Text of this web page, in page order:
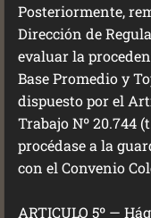
Posteriormente,
Dirección de
evaluar la
Base Promedio y
dispuesto por el
Trabajo Nº 20.744
procédase a la
con el Convenio
ARTICULO 5º —